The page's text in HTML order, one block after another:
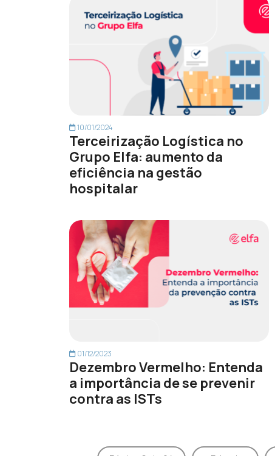
10/01/2024
Terceirização Logística no
Grupo Elfa: aumento da
eficiência na gestão
hospitalar
01/12/2023
Dezembro Vermelho: Entenda
a importância de se prevenir
contra as ISTs